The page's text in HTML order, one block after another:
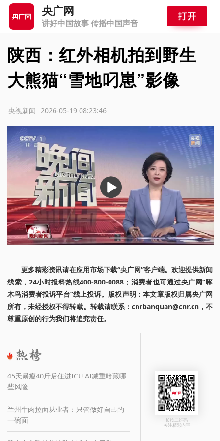
央广网
讲好中国故事 传播中国声音
陕西：红外相机拍到野生
大熊猫“雪地叼崽”影像
2026-05-19 08:23:46
央视新闻
播
放
更多精彩资讯请在应用市场下载“央广网”客户端。欢迎提供新闻
线索，24小时报料热线400-800-0088；消费者也可通过央广网“啄
木鸟消费者投诉平台”线上投诉。版权声明：本文章版权归属央广网
所有，未经授权不得转载。转载请联系：cnrbanquan@cnr.cn，不
尊重原创的行为我们将追究责任。
45天暴瘦40斤后住进ICU AI减重暗藏哪
些风险
兰州牛肉拉面从业者：只管做好自己的
一碗面
长按二维码
关注精彩内容